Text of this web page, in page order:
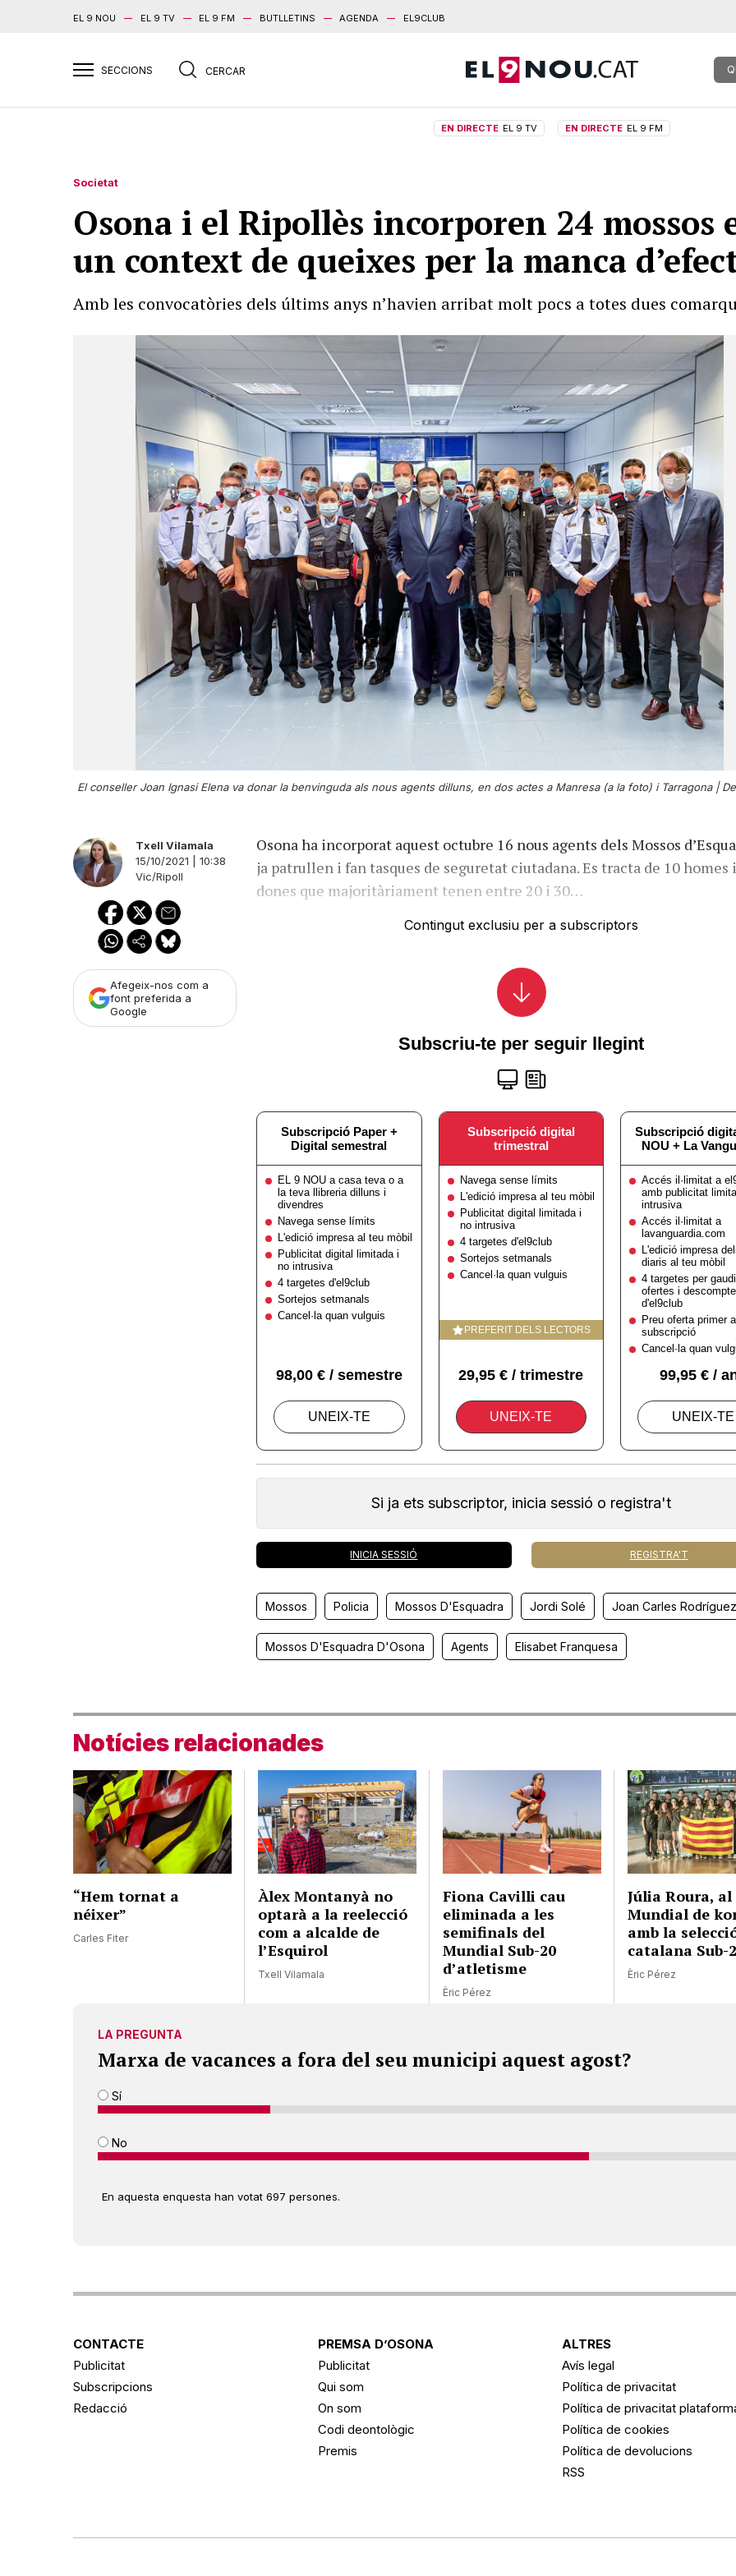
EL 9 NOU EL 9 TV EL 9 FM BUTLLETINS AGENDA EL9CLUB
EN DIRECTE EL 9 TV EN DIRECTE EL 9 FM
Societat
Osona i el Ripollès incorporen 24 mossos
un context de queixes per la manca
Amb les convocatòries dels últims anys n’havien arribat molt pocs a totes dues
El conseller Joan Ignasi Elena va donar la benvinguda als nous agents dilluns, en dos actes a Manresa (a la foto) i Tarragona |
Txell Vilamala
15/10/2021 | 10:38
Vic/Ripoll
Afegeix-nos com a
font preferida a
Google
Osona ha incorporat aquest octubre 16 nous agents dels Mossos
ja patrullen i fan tasques de seguretat ciutadana. Es tracta de 10 homes
dones que majoritàriament tenen entre 20 i 30…
Contingut exclusiu per a subscriptors
Si ja ets subscriptor, inicia sessió o registra't
INICIA SESSIÓ REGISTRA'T
Mossos Policia Mossos D'Esquadra Jordi Solé Joan Carles
Mossos D'Esquadra D'Osona Agents Elisabet Franquesa
Notícies relacionades
“Hem tornat a
néixer”
Carles Fiter
Àlex Montanyà no
optarà a la reelecció
com a alcalde de
l’Esquirol
Txell Vilamala
Fiona Cavilli cau
eliminada a les
semifinals del
Mundial Sub-20
d’atletisme
Èric Pérez
Júlia Roura, al
Mundial de
amb la
catalana Sub-
Èric Pérez
LA PREGUNTA
Marxa de vacances a fora del seu municipi aquest agost?
Sí
No
En aquesta enquesta han votat 697 persones.
CONTACTE
Publicitat
Subscripcions
Redacció
PREMSA D’OSONA
Publicitat
Qui som
On som
Codi deontològic
Premis
ALTRES
Avís legal
Política de privacitat
Política de privacitat
Política de cookies
Política de devolucions
RSS